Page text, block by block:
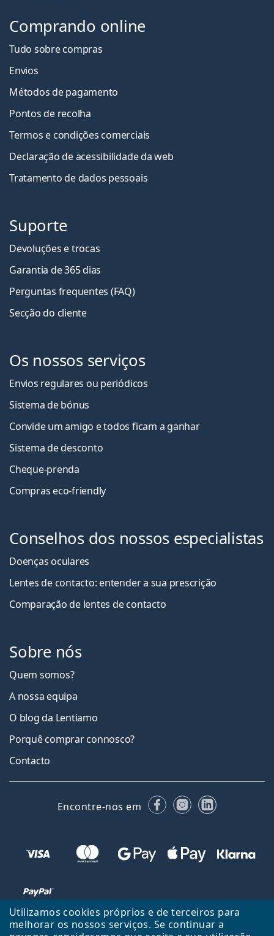
Utilizamos cookies próprios e de terceiros para
melhorar os nossos serviços. Se continuar a
Comprando online
Tudo sobre compras
Envios
Métodos de pagamento
Pontos de recolha
Termos e condições comerciais
Declaração de acessibilidade da web
Tratamento de dados pessoais
Suporte
Devoluções e trocas
Garantia de 365 dias
Perguntas frequentes (FAQ)
Secção do cliente
Os nossos serviços
Envios regulares ou periódicos
Sistema de bónus
Convide um amigo e todos ficam a ganhar
Sistema de desconto
Cheque-prenda
Compras eco-friendly
Conselhos dos nossos especialistas
Doenças oculares
Lentes de contacto: entender a sua prescrição
Comparação de lentes de contacto
Sobre nós
Quem somos?
A nossa equipa
O blog da Lentiamo
Porquê comprar connosco?
Contacto
Encontre-nos em FacebookInstagram
LinkedIn